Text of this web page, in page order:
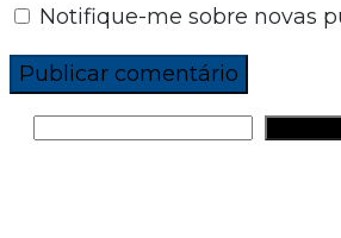
Notifique-me sobre novas